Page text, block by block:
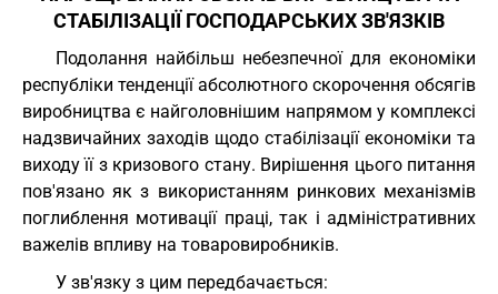
СТАБІЛІЗАЦІЇ ГОСПОДАРСЬКИХ ЗВ'ЯЗКІВ
Подолання найбільш небезпечної для економіки
республіки тенденції абсолютного скорочення обсягів
виробництва є найголовнішим напрямом у комплексі
надзвичайних заходів щодо стабілізації економіки та
виходу її з кризового стану. Вирішення цього питання
пов'язано як з використанням ринкових механізмів
поглиблення мотивації праці, так і адміністративних
важелів впливу на товаровиробників.
У зв'язку з цим передбачається: